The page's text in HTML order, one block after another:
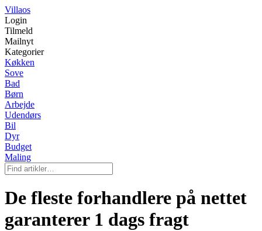
Villaos
Login
Tilmeld
Mailnyt
Kategorier
Køkken
Sove
Bad
Børn
Arbejde
Udendørs
Bil
Dyr
Budget
Maling
De fleste forhandlere på nettet
garanterer 1 dags fragt